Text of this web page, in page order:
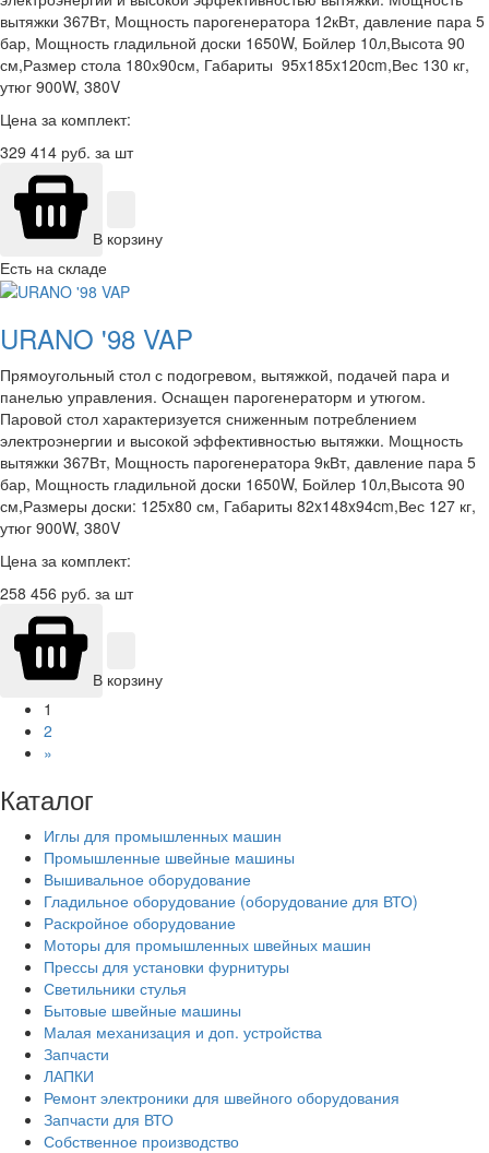
вытяжки 367Вт, Мощность парогенератора 12кВт, давление пара 5
бар, Мощность гладильной доски 1650W, Бойлер 10л,Высота 90
см,Размер стола 180х90см, Габариты 95x185x120cm,Вес 130 кг,
утюг 900W, 380V
Цена за комплект:
329 414 руб. за шт
В корзину
Есть на складе
URANO '98 VAP
Прямоугольный стол с подогревом, вытяжкой, подачей пара и
панелью управления. Оснащен парогенераторм и утюгом.
Паровой стол характеризуется сниженным потреблением
электроэнергии и высокой эффективностью вытяжки. Мощность
вытяжки 367Вт, Мощность парогенератора 9кВт, давление пара 5
бар, Мощность гладильной доски 1650W, Бойлер 10л,Высота 90
см,Размеры доски: 125x80 см, Габариты 82x148x94cm,Вес 127 кг,
утюг 900W, 380V
Цена за комплект:
258 456 руб. за шт
В корзину
1
2
»
Каталог
Иглы для промышленных машин
Промышленные швейные машины
Вышивальное оборудование
Гладильное оборудование (оборудование для ВТО)
Раскройное оборудование
Моторы для промышленных швейных машин
Прессы для установки фурнитуры
Светильники стулья
Бытовые швейные машины
Малая механизация и доп. устройства
Запчасти
ЛАПКИ
Ремонт электроники для швейного оборудования
Запчасти для ВТО
Собственное производство